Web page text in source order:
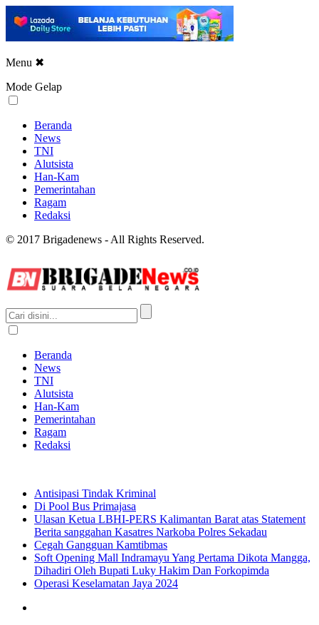
Menu ✖
Mode Gelap
Beranda
News
TNI
Alutsista
Han-Kam
Pemerintahan
Ragam
Redaksi
© 2017 Brigadenews - All Rights Reserved.
Beranda
News
TNI
Alutsista
Han-Kam
Pemerintahan
Ragam
Redaksi
Antisipasi Tindak Kriminal
Di Pool Bus Primajasa
Ulasan Ketua LBHI-PERS Kalimantan Barat atas Statement
Berita sanggahan Kasatres Narkoba Polres Sekadau
Cegah Gangguan Kamtibmas
Soft Opening Mall Indramayu Yang Pertama Dikota Mangga,
Dihadiri Oleh Bupati Luky Hakim Dan Forkopimda
Operasi Keselamatan Jaya 2024